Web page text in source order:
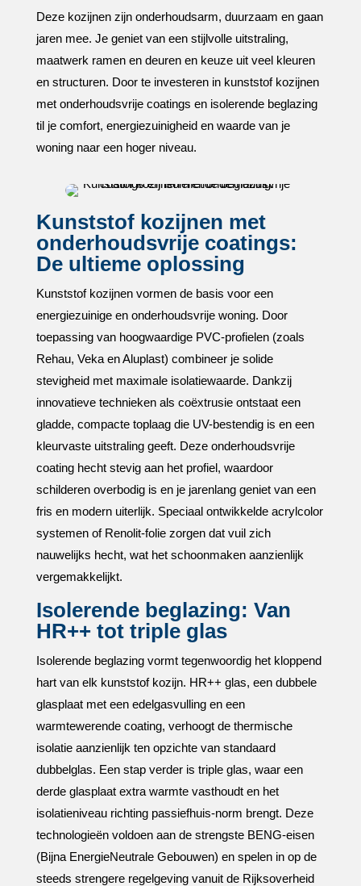
Deze kozijnen zijn onderhoudsarm, duurzaam en gaan
jaren mee.​ Je geniet van een stijlvolle uitstraling,
maatwerk ramen en deuren en keuze uit veel kleuren
en structuren.​ Door te investeren in kunststof kozijnen
met onderhoudsvrije coatings en isolerende beglazing
til je comfort, energiezuinigheid en waarde van je
woning naar een hoger niveau.​
Kunststof kozijnen met
onderhoudsvrije coatings:
De ultieme oplossing
Kunststof kozijnen vormen de basis voor een
energiezuinige en onderhoudsvrije woning.​ Door
toepassing van hoogwaardige PVC-profielen (zoals
Rehau, Veka en Aluplast) combineer je solide
stevigheid met maximale isolatiewaarde.​ Dankzij
innovatieve technieken als coëxtrusie ontstaat een
gladde, compacte toplaag die UV-bestendig is en een
kleurvaste uitstraling geeft.​ Deze onderhoudsvrije
coating hecht stevig aan het profiel, waardoor
schilderen overbodig is en je jarenlang geniet van een
fris en modern uiterlijk.​ Speciaal ontwikkelde acrylcolor
systemen of Renolit-folie zorgen dat vuil zich
nauwelijks hecht, wat het schoonmaken aanzienlijk
vergemakkelijkt.​
Isolerende beglazing: Van
HR++ tot triple glas
Isolerende beglazing vormt tegenwoordig het kloppend
hart van elk kunststof kozijn.​ HR++ glas, een dubbele
glasplaat met een edelgasvulling en een
warmtewerende coating, verhoogt de thermische
isolatie aanzienlijk ten opzichte van standaard
dubbelglas.​ Een stap verder is triple glas, waar een
derde glasplaat extra warmte vasthoudt en het
isolatieniveau richting passiefhuis-norm brengt.​ Deze
technologieën voldoen aan de strengste BENG-eisen
(Bijna EnergieNeutrale Gebouwen) en spelen in op de
steeds strengere regelgeving vanuit de Rijksoverheid